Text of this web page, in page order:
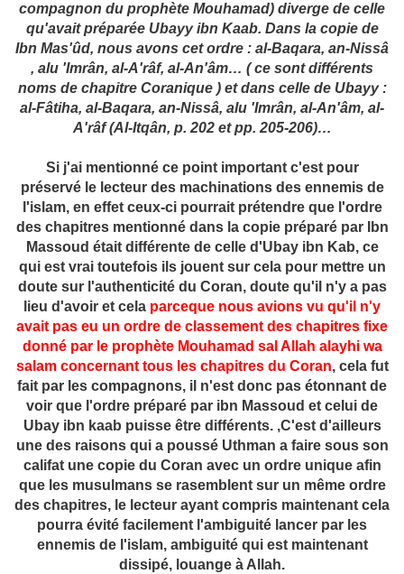
compagnon du prophète Mouhamad) diverge de celle
qu'avait préparée Ubayy ibn Kaab. Dans la copie de
Ibn Mas'ûd, nous avons cet ordre : al-Baqara, an-Nissâ
, alu 'Imrân, al-A'râf, al-An'âm… ( ce sont différents
noms de chapitre Coranique ) et dans celle de Ubayy :
al-Fâtiha, al-Baqara, an-Nissâ, alu 'Imrân, al-An'âm, al-
A'râf (Al-Itqân, p. 202 et pp. 205-206)…
Si j'ai mentionné ce point important c'est pour
préservé le lecteur des machinations des ennemis de
l'islam, en effet ceux-ci pourrait prétendre que l'ordre
des chapitres mentionné dans la copie préparé par Ibn
Massoud était différente de celle d'Ubay ibn Kab, ce
qui est vrai toutefois ils jouent sur cela pour mettre un
doute sur l'authenticité du Coran, doute qu'il n'y a pas
lieu d'avoir et cela parceque nous avions vu qu'il n'y
avait pas eu un ordre de classement des chapitres fixe
donné par le prophète Mouhamad sal Allah alayhi wa
salam concernant tous les chapitres du Coran, cela fut
fait par les compagnons, il n'est donc pas étonnant de
voir que l'ordre préparé par ibn Massoud et celui de
Ubay ibn kaab puisse être différents. ,C'est d'ailleurs
une des raisons qui a poussé Uthman a faire sous son
califat une copie du Coran avec un ordre unique afin
que les musulmans se rasemblent sur un même ordre
des chapitres, le lecteur ayant compris maintenant cela
pourra évité facilement l'ambiguité lancer par les
ennemis de l'islam, ambiguité qui est maintenant
dissipé, louange à Allah.